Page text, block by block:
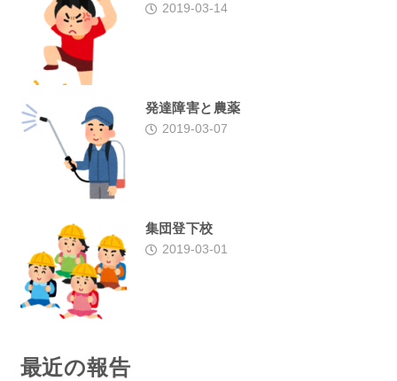
2019-03-14
発達障害と農薬
2019-03-07
集団登下校
2019-03-01
最近の報告